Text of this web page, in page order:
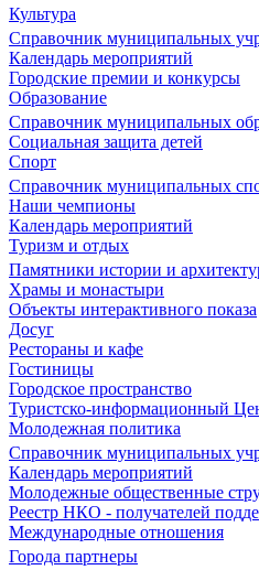
Культура
Справочник муниципальных
Календарь мероприятий
Городские премии и конкурсы
Образование
Справочник муниципальных
Социальная защита детей
Спорт
Справочник муниципальных
Наши чемпионы
Календарь мероприятий
Туризм и отдых
Памятники истории и
Храмы и монастыри
Объекты интерактивного показа
Досуг
Рестораны и кафе
Гостиницы
Городское пространство
Туристско-информационный
Молодежная политика
Справочник муниципальных
Календарь мероприятий
Молодежные общественные
Реестр НКО - получателей
Международные отношения
Города партнеры